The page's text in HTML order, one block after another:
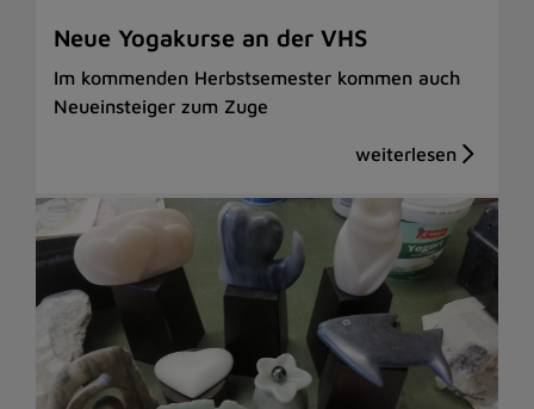
Neue Yogakurse an der VHS
Im kommenden Herbstsemester kommen auch
Neueinsteiger zum Zuge